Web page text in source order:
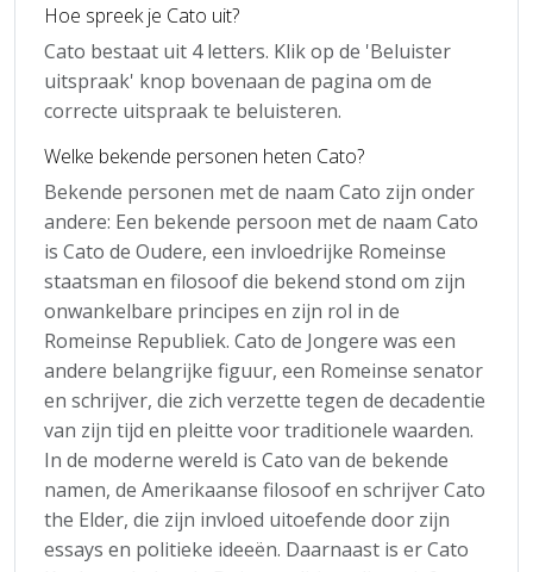
Hoe spreek je Cato uit?
Cato bestaat uit 4 letters. Klik op de 'Beluister
uitspraak' knop bovenaan de pagina om de
correcte uitspraak te beluisteren.
Welke bekende personen heten Cato?
Bekende personen met de naam Cato zijn onder
andere: Een bekende persoon met de naam Cato
is Cato de Oudere, een invloedrijke Romeinse
staatsman en filosoof die bekend stond om zijn
onwankelbare principes en zijn rol in de
Romeinse Republiek. Cato de Jongere was een
andere belangrijke figuur, een Romeinse senator
en schrijver, die zich verzette tegen de decadentie
van zijn tijd en pleitte voor traditionele waarden.
In de moderne wereld is Cato van de bekende
namen, de Amerikaanse filosoof en schrijver Cato
the Elder, die zijn invloed uitoefende door zijn
essays en politieke ideeën. Daarnaast is er Cato